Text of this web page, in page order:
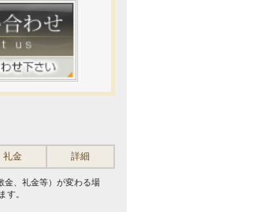
礼金 詳細
金、礼金等）が変わる場
す。